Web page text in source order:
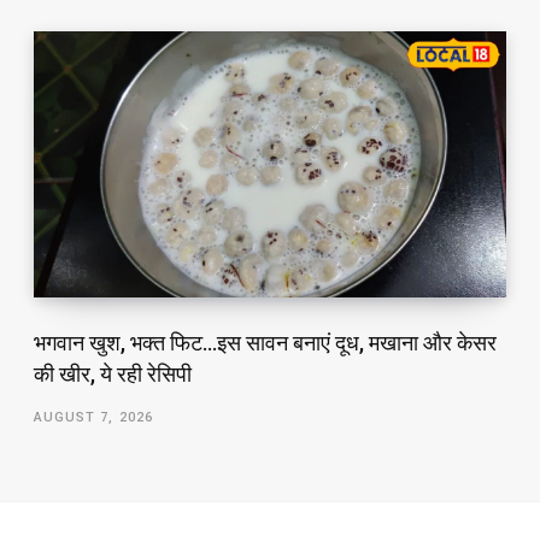
भगवान खुश, भक्त फिट…इस सावन बनाएं दूध, मखाना और केसर
की खीर, ये रही रेसिपी
AUGUST 7, 2026